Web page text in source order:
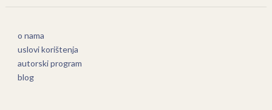
o nama
uslovi korištenja
autorski program
blog